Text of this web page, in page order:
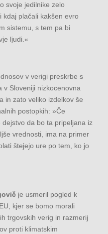
svoje jedilnike zelo
kdaj plačali kakšen evro
sistemu, s tem pa bi
ljudi.«
v verigi preskrbe s
v Sloveniji nizkocenovna
in zato veliko izdelkov še
postopkih: »Če
da bo ta pripeljana iz
vrednosti, ima na primer
štejejo ure po tem, ko jo
je usmeril pogled k
kjer se bomo morali
trgovskih verig in razmerij
proti klimatskim